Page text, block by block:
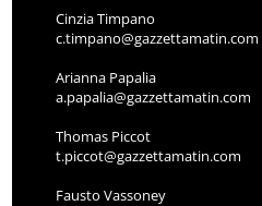
Cinzia Timpano
c.timpano@gazzettamatin.com
Arianna Papalia
a.papalia@gazzettamatin.com
Thomas Piccot
t.piccot@gazzettamatin.com
Fausto Vassoney